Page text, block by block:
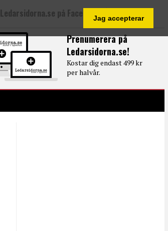
Jag accepterar
Prenumerera på
Ledarsidorna.se!
Kostar dig endast 499 kr
per halvår.
Ledarsidorna.se på Facebook